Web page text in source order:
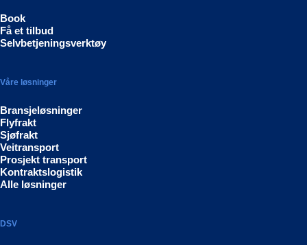
Book
Få et tilbud
Selvbetjeningsverktøy
Våre løsninger
Bransjeløsninger
Flyfrakt
Sjøfrakt
Veitransport
Prosjekt transport
Kontraktslogistik
Alle løsninger
DSV